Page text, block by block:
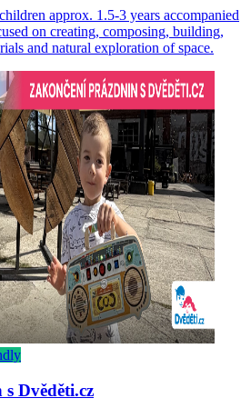
approx. 1.5-3 years accompanied
on creating, composing, building,
and natural exploration of space.
Dvěděti.cz